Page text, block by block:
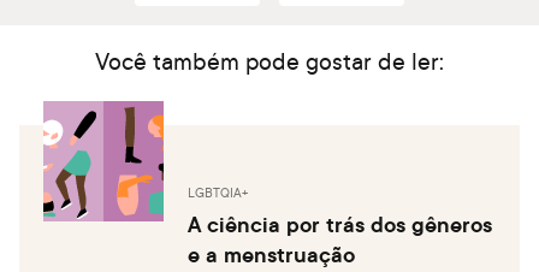
Você também pode gostar de ler:
LGBTQIA+
A ciência por trás dos gêneros
e a menstruação